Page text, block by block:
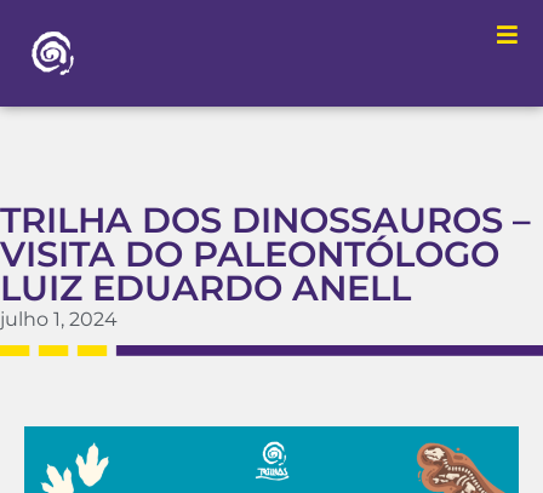
TRILHA DOS DINOSSAUROS –
VISITA DO PALEONTÓLOGO
LUIZ EDUARDO ANELL
julho 1, 2024